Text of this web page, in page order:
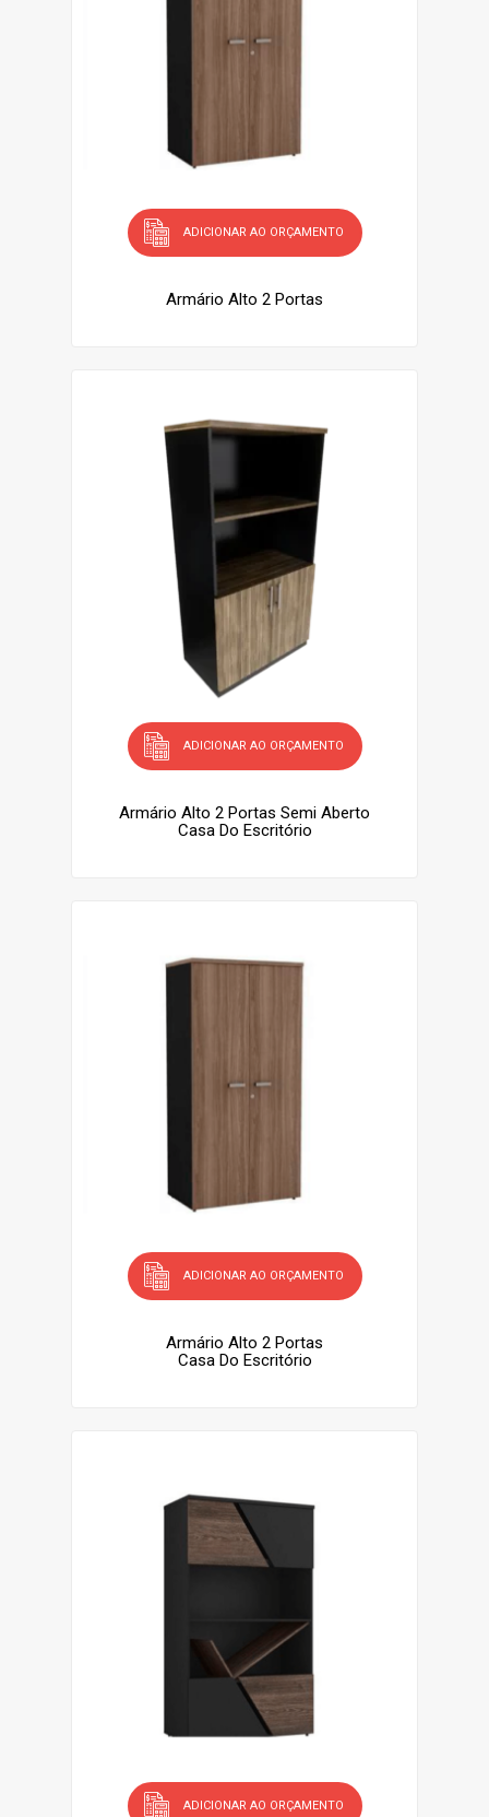
ADICIONAR AO ORÇAMENTO
Armário Alto 2 Portas
ADICIONAR AO ORÇAMENTO
Armário Alto 2 Portas Semi Aberto
Casa Do Escritório
ADICIONAR AO ORÇAMENTO
Armário Alto 2 Portas
Casa Do Escritório
ADICIONAR AO ORÇAMENTO